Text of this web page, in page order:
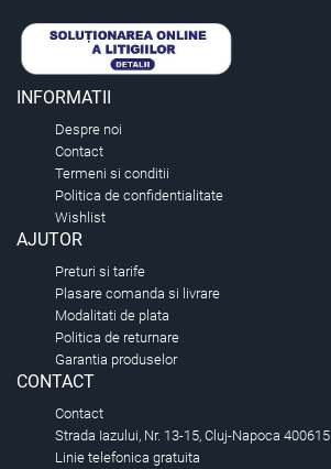
INFORMATII
Despre noi
Contact
Termeni si conditii
Politica de confidentialitate
Wishlist
AJUTOR
Preturi si tarife
Plasare comanda si livrare
Modalitati de plata
Politica de returnare
Garantia produselor
CONTACT
Contact
Strada Iazului, Nr. 13-15, Cluj-Napoca 400615
Linie telefonica gratuita